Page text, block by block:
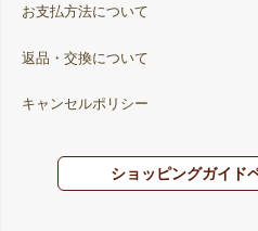
お支払方法について
返品・交換について
キャンセルポリシー
ショッピングガイド